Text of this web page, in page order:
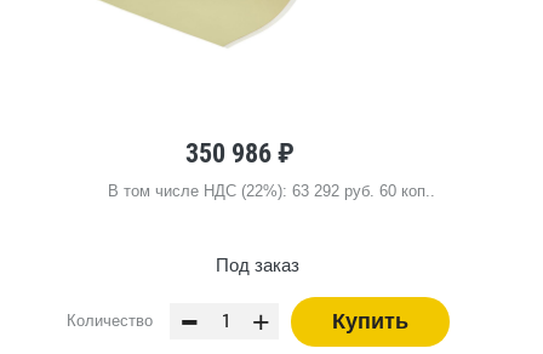
350 986 ₽
В том числе НДС (22%): 63 292 руб. 60 коп..
Под заказ
Количество - + Купить